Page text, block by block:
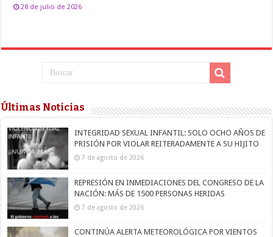
28 de julio de 2026
Últimas Noticias
INTEGRIDAD SEXUAL INFANTIL: SOLO OCHO AÑOS DE
PRISIÓN POR VIOLAR REITERADAMENTE A SU HIJITO
7 de agosto de 2026
REPRESIÓN EN INMEDIACIONES DEL CONGRESO DE LA
NACIÓN: MÁS DE 1500 PERSONAS HERIDAS
7 de agosto de 2026
CONTINÚA ALERTA METEOROLÓGICA POR VIENTOS